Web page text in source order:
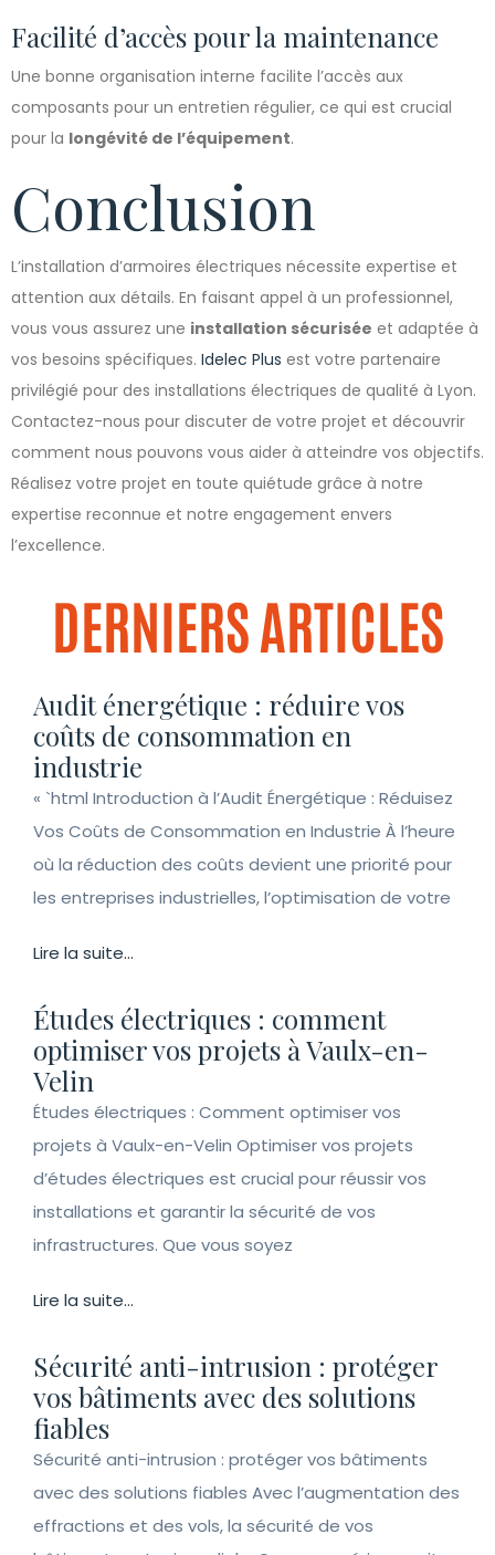
Facilité d’accès pour la maintenance
Une bonne organisation interne facilite l’accès aux
composants pour un entretien régulier, ce qui est crucial
pour la longévité de l’équipement.
Conclusion
L’installation d’armoires électriques nécessite expertise et
attention aux détails. En faisant appel à un professionnel,
vous vous assurez une installation sécurisée et adaptée à
vos besoins spécifiques. Idelec Plus est votre partenaire
privilégié pour des installations électriques de qualité à Lyon.
Contactez-nous pour discuter de votre projet et découvrir
comment nous pouvons vous aider à atteindre vos objectifs.
Réalisez votre projet en toute quiétude grâce à notre
expertise reconnue et notre engagement envers
l’excellence.
DERNIERS ARTICLES
Audit énergétique : réduire vos
coûts de consommation en
industrie
« `html Introduction à l’Audit Énergétique : Réduisez
Vos Coûts de Consommation en Industrie À l’heure
où la réduction des coûts devient une priorité pour
les entreprises industrielles, l’optimisation de votre
Lire la suite...
Études électriques : comment
optimiser vos projets à Vaulx-en-
Velin
Études électriques : Comment optimiser vos
projets à Vaulx-en-Velin Optimiser vos projets
d’études électriques est crucial pour réussir vos
installations et garantir la sécurité de vos
infrastructures. Que vous soyez
Lire la suite...
Sécurité anti-intrusion : protéger
vos bâtiments avec des solutions
fiables
Sécurité anti-intrusion : protéger vos bâtiments
avec des solutions fiables Avec l’augmentation des
effractions et des vols, la sécurité de vos